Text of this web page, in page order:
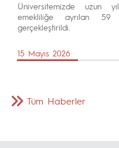
Üniversitemizde uzun
emekliliğe ayrılan 59
gerçekleştirildi.
15 Mayıs 2026
Tüm Haberler